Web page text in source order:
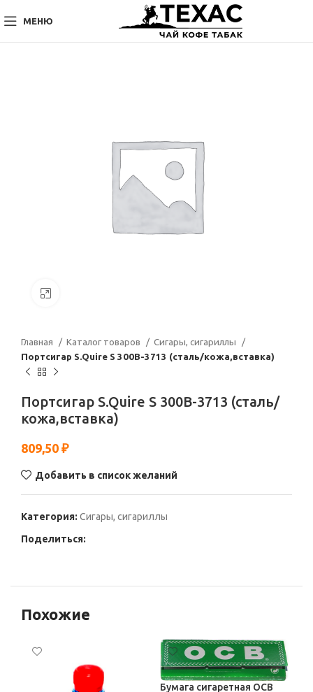
МЕНЮ
Главная Каталог товаров
Сигары, сигариллы
Портсигар S.Quire S 300В-3713 (сталь/кожа,вставка)
Портсигар S.Quire S 300В-3713 (сталь/
кожа,вставка)
809,50 ₽
Добавить в список желаний
Категория: Сигары, сигариллы
Поделиться:
Похожие
Бумага сигаретная OCB